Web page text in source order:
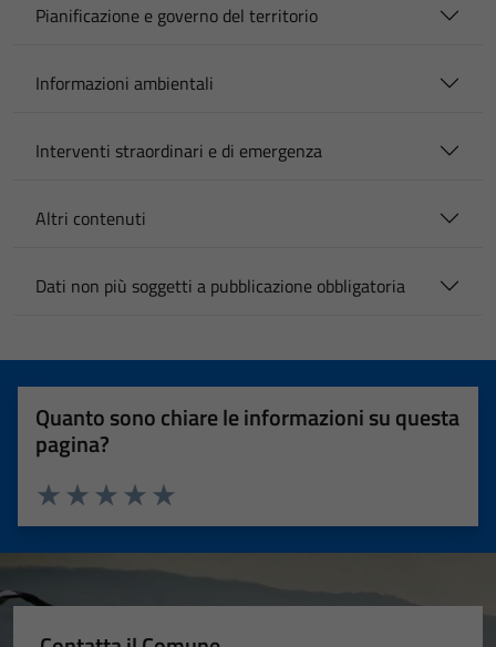
Pianificazione e governo del territorio
Informazioni ambientali
Interventi straordinari e di emergenza
Altri contenuti
Dati non più soggetti a pubblicazione obbligatoria
Quanto sono chiare le informazioni su questa
pagina?
Valuta 5 stelle su 5
Valuta 4 stelle su 5
Valuta 3 stelle su 5
Valuta 2 stelle su 5
Valuta 1 stelle su 5